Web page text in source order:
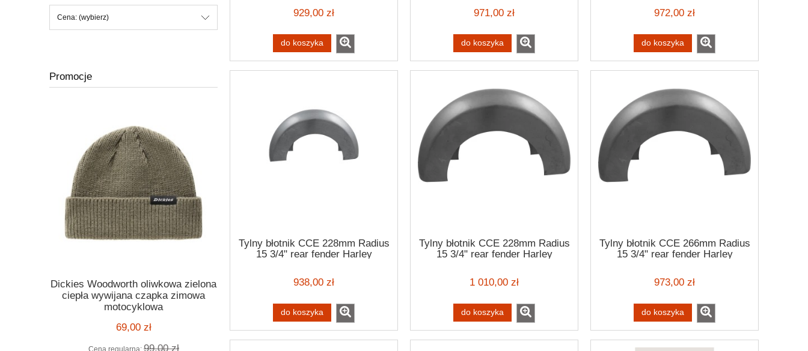
Cena: (wybierz)
Promocje
Dickies Woodworth oliwkowa zielona
ciepła wywijana czapka zimowa
motocyklowa
69,00 zł
Cena regularna: 99,00 zł
Kask Roeg Jett helmet Oompa
motocyklowy otwarty z homologacją
kask harley bobber cafe racer style
Ride John Doe Daytona buty
Flanlowa koszula Dickies
koszula w biało-czarną kratę
Cena regularna:269,00 zł
929,00 zł
do koszyka
971,00 zł
do koszyka
972,00 zł
do koszyka
Tylny błotnik CCE 228mm Radius
15 3/4" rear fender Harley
938,00 zł
do koszyka
Tylny błotnik CCE 228mm Radius
15 3/4" rear fender Harley
1 010,00 zł
do koszyka
Tylny błotnik CCE 266mm Radius
15 3/4" rear fender Harley
973,00 zł
do koszyka